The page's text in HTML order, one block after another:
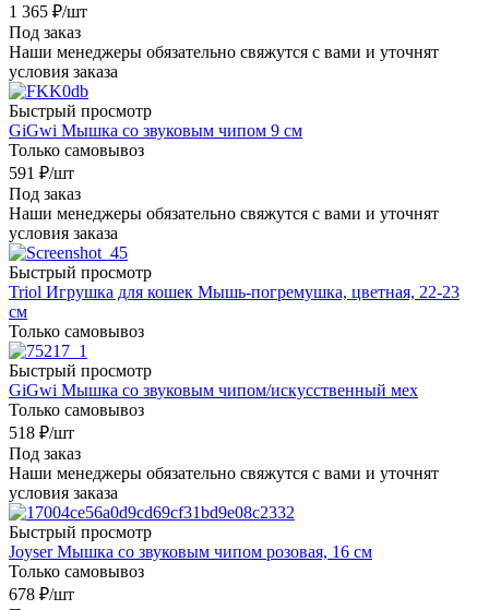
1 365 ₽/шт
Под заказ
Наши менеджеры обязательно свяжутся с вами и уточнят
условия заказа
Быстрый просмотр
GiGwi Мышка со звуковым чипом 9 см
Только самовывоз
591 ₽/шт
Под заказ
Наши менеджеры обязательно свяжутся с вами и уточнят
условия заказа
Быстрый просмотр
Triol Игрушка для кошек Мышь-погремушка, цветная, 22-23
см
Только самовывоз
Быстрый просмотр
GiGwi Мышка со звуковым чипом/искусственный мех
Только самовывоз
518 ₽/шт
Под заказ
Наши менеджеры обязательно свяжутся с вами и уточнят
условия заказа
Быстрый просмотр
Joyser Мышка со звуковым чипом розовая, 16 см
Только самовывоз
678 ₽/шт